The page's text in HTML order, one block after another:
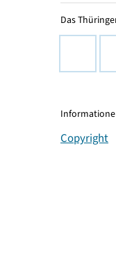
Das
Copyright